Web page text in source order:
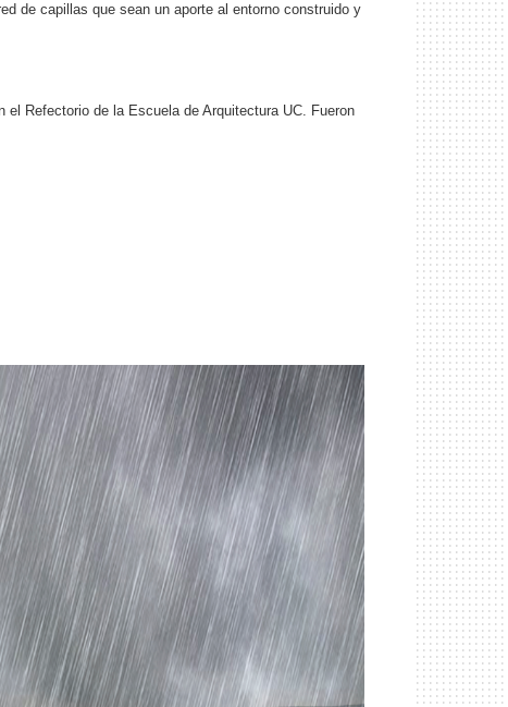
de capillas que sean un aporte al entorno construido y
el Refectorio de la Escuela de Arquitectura UC. Fueron